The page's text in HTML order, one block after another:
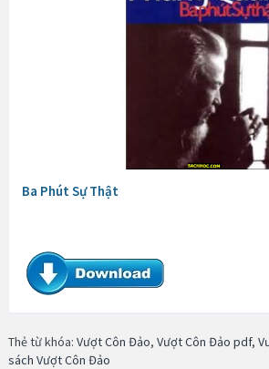
Ba Phút Sự Thật
Thẻ từ khóa: Vượt Côn Đảo, Vượt Côn Đảo pdf,
sách Vượt Côn Đảo